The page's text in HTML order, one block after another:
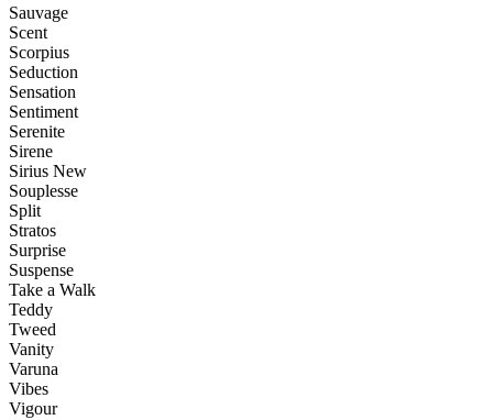
Sauvage
Scent
Scorpius
Seduction
Sensation
Sentiment
Serenite
Sirene
Sirius New
Souplesse
Split
Stratos
Surprise
Suspense
Take a Walk
Teddy
Tweed
Vanity
Varuna
Vibes
Vigour